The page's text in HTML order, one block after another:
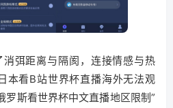
弭距离与隔阂，连接情感与热
本看B站世界杯直播海外无法观
罗斯看世界杯中文直播地区限制”